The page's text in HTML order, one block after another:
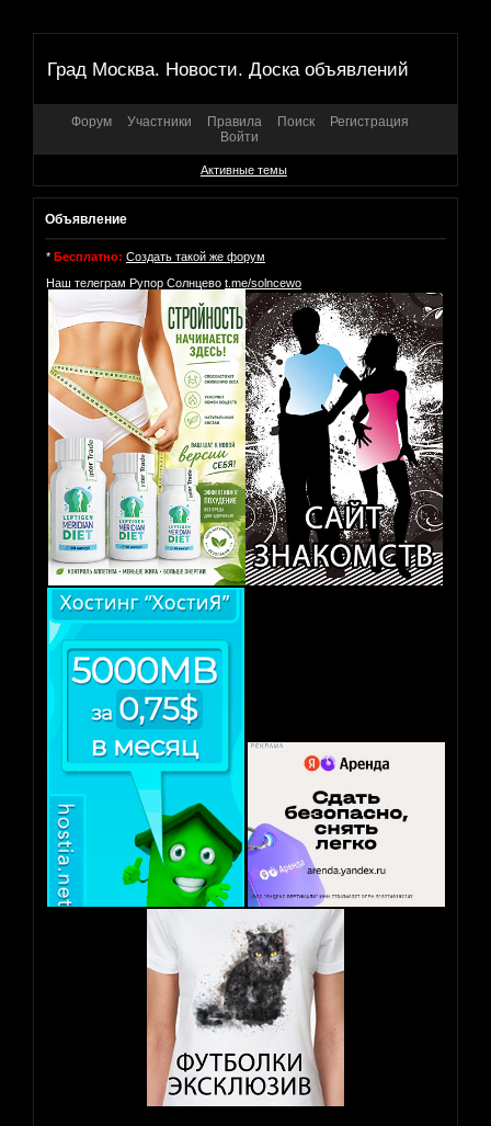
Град Москва. Новости. Доска объявлений
Форум Участники Правила Поиск
Регистрация
Войти
Активные темы
Объявление
* Бесплатно: Создать такой же форум
Наш телеграм Рупор Солнцево t.me/solncewo